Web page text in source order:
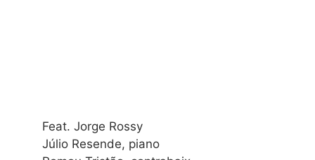
Feat. Jorge Rossy
Júlio Resende, piano